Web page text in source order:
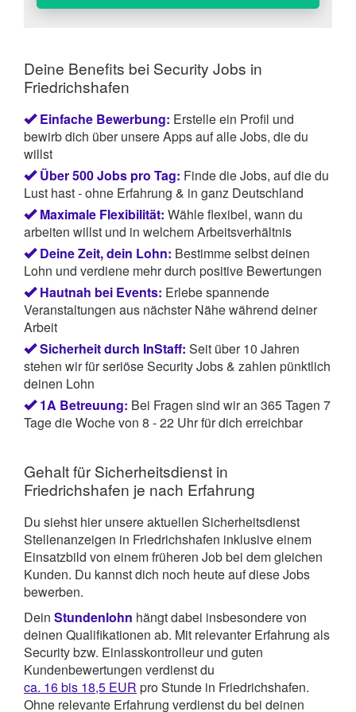
Sicherheitscheck mehr als 22,50 Euro kostet.
führen einen Spontanbesuch durch ohne
Bezugnahme auf Ihren Anruf.
online aus.
Deine Benefits bei Security Jobs in
Friedrichshafen
Einfache Bewerbung: Erstelle ein Profil und
bewirb dich über unsere Apps auf alle Jobs, die du
willst
Über 500 Jobs pro Tag: Finde die Jobs, auf die du
Lust hast - ohne Erfahrung & in ganz Deutschland
Maximale Flexibilität: Wähle flexibel, wann du
arbeiten willst und in welchem Arbeitsverhältnis
Deine Zeit, dein Lohn: Bestimme selbst deinen
Lohn und verdiene mehr durch positive Bewertungen
Hautnah bei Events: Erlebe spannende
Veranstaltungen aus nächster Nähe während deiner
Arbeit
Sicherheit durch InStaff: Seit über 10 Jahren
stehen wir für seriöse Security Jobs & zahlen pünktlich
deinen Lohn
1A Betreuung: Bei Fragen sind wir an 365 Tagen 7
Tage die Woche von 8 - 22 Uhr für dich erreichbar
Gehalt für Sicherheitsdienst in
Friedrichshafen je nach Erfahrung
Du siehst hier unsere aktuellen Sicherheitsdienst
Stellenanzeigen in Friedrichshafen inklusive einem
Einsatzbild von einem früheren Job bei dem gleichen
Kunden. Du kannst dich noch heute auf diese Jobs
bewerben.
Dein Stundenlohn hängt dabei insbesondere von
deinen Qualifikationen ab. Mit relevanter Erfahrung als
Security bzw. Einlasskontrolleur und guten
Kundenbewertungen verdienst du
ca. 16 bis 18,5 EUR pro Stunde in Friedrichshafen.
Ohne relevante Erfahrung verdienst du bei deinen